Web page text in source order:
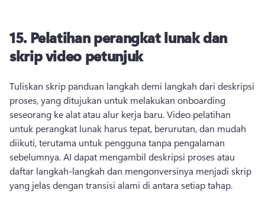
15.Pelatihan perangkat lunak dan
skrip video petunjuk
Tuliskan skrip panduan langkah demi langkah dari deskripsi
proses, yang ditujukan untuk melakukan onboarding
seseorang ke alat atau alur kerja baru. Video pelatihan
untuk perangkat lunak harus tepat, berurutan, dan mudah
diikuti, terutama untuk pengguna tanpa pengalaman
sebelumnya. AI dapat mengambil deskripsi proses atau
daftar langkah-langkah dan mengonversinya menjadi skrip
yang jelas dengan transisi alami di antara setiap tahap.